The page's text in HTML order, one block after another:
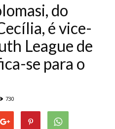
do
é vice-
League de
se para o
730